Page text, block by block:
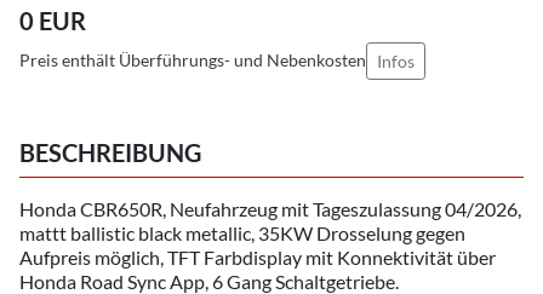
0 EUR
Preis enthält Überführungs- und Nebenkosten Infos
BESCHREIBUNG
Honda CBR650R, Neufahrzeug mit Tageszulassung 04/2026,
mattt ballistic black metallic, 35KW Drosselung gegen
Aufpreis möglich, TFT Farbdisplay mit Konnektivität über
Honda Road Sync App, 6 Gang Schaltgetriebe.